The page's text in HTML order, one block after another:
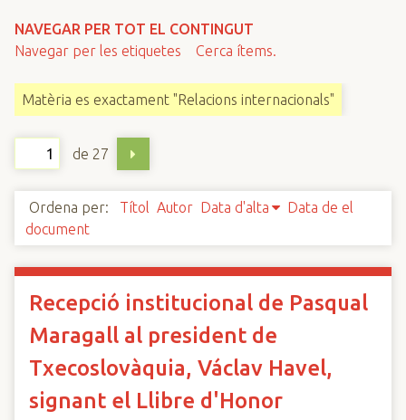
NAVEGAR PER TOT EL CONTINGUT
Navegar per les etiquetes
Cerca ítems.
Matèria es exactament "Relacions internacionals"
de 27
Ordena per: Títol Autor Data d'alta
Data de el
document
Recepció institucional de Pasqual
Maragall al president de
Txecoslovàquia, Václav Havel,
signant el Llibre d'Honor